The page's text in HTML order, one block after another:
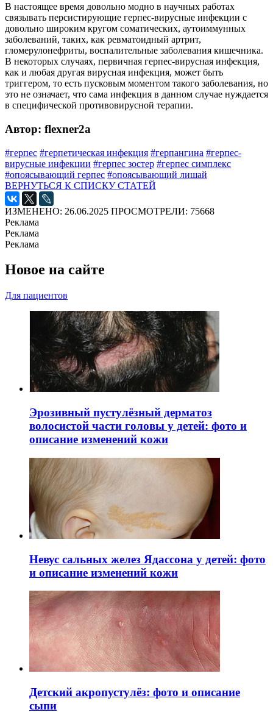
В настоящее время довольно модно в научных работах
связывать персистирующие герпес-вирусные инфекции с
довольно широким кругом соматических, аутоиммунных
заболеваний, таких, как ревматоидный артрит,
гломерулонефриты, воспалительные заболевания кишечника.
В некоторых случаях, первичная герпес-вирусная инфекция,
как и любая другая вирусная инфекция, может быть
триггером, то есть пусковым моментом такого заболевания, но
это не означает, что сама инфекция в данном случае нуждается
в специфической противовирусной терапии.
Автор: flexner2a
#герпес #герпетическая инфекция #герпангина #герпес-
вирусные инфекции #герпес зостер #герпес симплекс
#опоясывающий герпес #опоясывающий лишай
ВЕРНУТЬСЯ К СПИСКУ СТАТЕЙ
ИЗМЕНЕНО: 26.06.2025 ПРОСМОТРЕЛИ: 75668
Реклама
Реклама
Реклама
Новое на сайте
Для пациентов
Эрозивный пустулёзный дерматоз
волосистой части головы у детей: фото и
описание изменений кожи
Невус сальных желез Ядассона у детей: фото
и описание изменений кожи
Детский акропустулёз: фото и описание
сыпи